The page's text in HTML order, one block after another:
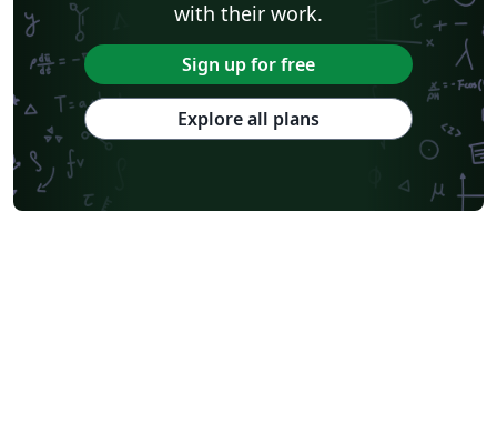
with their work.
Sign up for free
Explore all plans